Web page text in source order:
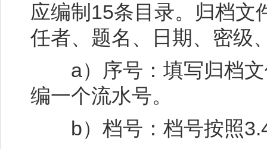
应编制15条目录。归档文
任者、题名、日期、密级
a）序号：填写归档文
编一个流水号。
b）档号：档号按照